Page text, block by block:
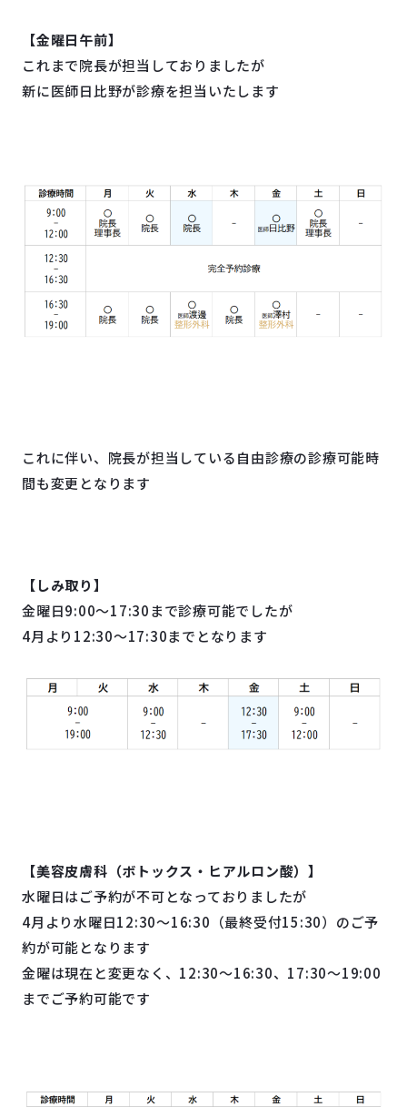
【金曜日午前】
これまで院長が担当しておりましたが
新に医師日比野が診療を担当いたします
これに伴い、院長が担当している自由診療の診療可能時
間も変更となります
【しみ取り】
金曜日9:00～17:30まで診療可能でしたが
4月より12:30～17:30までとなります
【美容皮膚科（ボトックス・ヒアルロン酸）】
水曜日はご予約が不可となっておりましたが
4月より水曜日12:30～16:30（最終受付15:30）のご予
約が可能となります
金曜は現在と変更なく、12:30～16:30、17:30～19:00
までご予約可能です